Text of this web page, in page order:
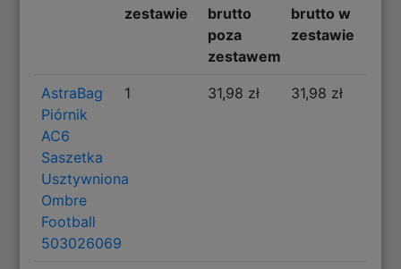
zestawie
brutto
poza
zestawem
brutto w
zestawie
AstraBag
Piórnik
AC6
Saszetka
Usztywniona
Ombre
Football
503026069
1 31,98 zł 31,98 zł